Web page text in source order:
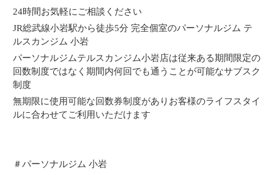
24時間お気軽にご相談ください
JR総武線小岩駅から徒歩5分 完全個室のパーソナルジム テ
ルスカンジム 小岩
パーソナルジムテルスカンジム小岩店は従来ある期間限定の
回数制度ではなく期間内何回でも通うことが可能なサブスク
制度
無期限に使用可能な回数券制度がありお客様のライフスタイ
ルに合わせてご利用いただけます
＃パーソナルジム 小岩